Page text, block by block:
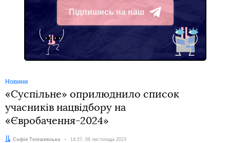
Підпишись на наш
Telegram
Новини
«Суспільне» оприлюднило список
учасників нацвідбору на
«Євробачення-2024»
Автор:
Софія Телішевська Дата:
14:57, 09 листопада 2023